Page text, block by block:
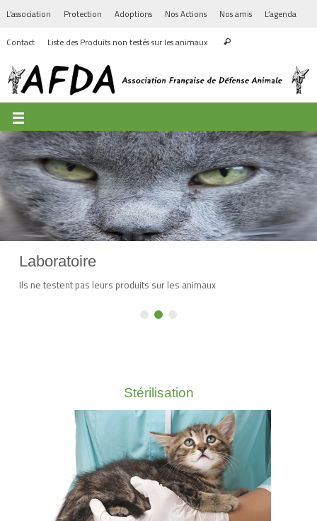
L’association Protection Adoptions Nos Actions Nos amis L’agenda
Contact Liste des Produits non testés sur les animaux
Laboratoire
Ils ne testent pas leurs produits sur les animaux
Stérilisation